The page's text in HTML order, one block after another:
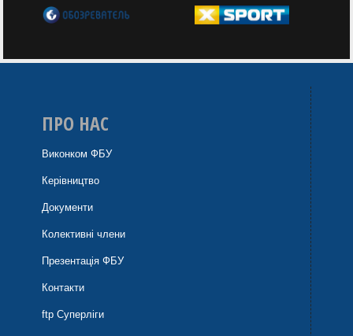
ПРО НАС
Виконком ФБУ
Керівництво
Документи
Колективні члени
Презентація ФБУ
Контакти
ftp Суперліги